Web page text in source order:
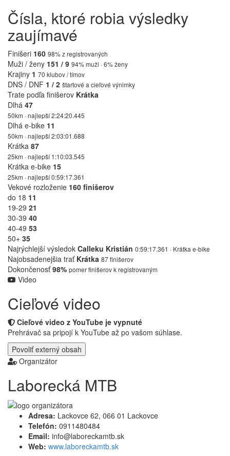
Čísla, ktoré robia výsledky
zaujímavé
Finišeri 160 98% z registrovaných
Muži / ženy 151 / 9 94% muži · 6% ženy
Krajiny 1 70 klubov / tímov
DNS / DNF 1 / 2 štartové a cieľové výnimky
Trate podľa finišerov Krátka
Dlhá 47
50km · najlepší 2:24:20.445
Dlhá e-bike 11
50km · najlepší 2:03:01.688
Krátka 87
25km · najlepší 1:10:03.545
Krátka e-bike 15
25km · najlepší 0:59:17.361
Vekové rozloženie 160 finišerov
do 18 11
19-29 21
30-39 40
40-49 53
50+ 35
Najrýchlejší výsledok Calleku Kristián 0:59:17.361 · Krátka e-bike
Najobsadenejšia trať Krátka 87 finišerov
Dokončenosť 98% pomer finišerov k registrovaným
Video
Cieľové video
Cieľové video z YouTube je vypnuté
Prehrávač sa pripojí k YouTube až po vašom súhlase.
Povoliť externý obsah
Organizátor
Laborecká MTB
Adresa: Lackovce 62, 066 01 Lackovce
Telefón: 0911480484
Email: info@laboreckamtb.sk
Web: www.laboreckamtb.sk